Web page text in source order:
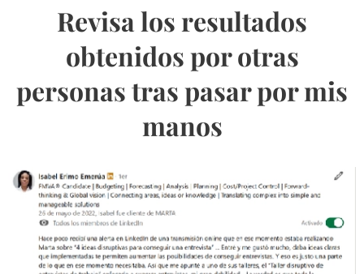
Revisa los resultados
obtenidos por otras
personas tras pasar por mis
manos